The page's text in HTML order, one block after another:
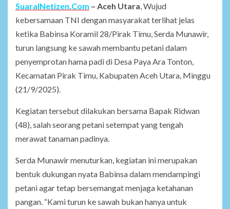
SuaraINetizen.Com – Aceh Utara, Wujud
kebersamaan TNI dengan masyarakat terlihat jelas
ketika Babinsa Koramil 28/Pirak Timu, Serda Munawir,
turun langsung ke sawah membantu petani dalam
penyemprotan hama padi di Desa Paya Ara Tonton,
Kecamatan Pirak Timu, Kabupaten Aceh Utara, Minggu
(21/9/2025).
Kegiatan tersebut dilakukan bersama Bapak Ridwan
(48), salah seorang petani setempat yang tengah
merawat tanaman padinya.
Serda Munawir menuturkan, kegiatan ini merupakan
bentuk dukungan nyata Babinsa dalam mendampingi
petani agar tetap bersemangat menjaga ketahanan
pangan. “Kami turun ke sawah bukan hanya untuk